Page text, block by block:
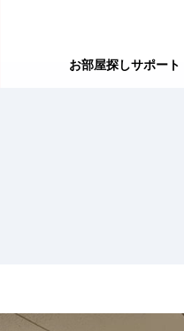
お部屋探しサポート